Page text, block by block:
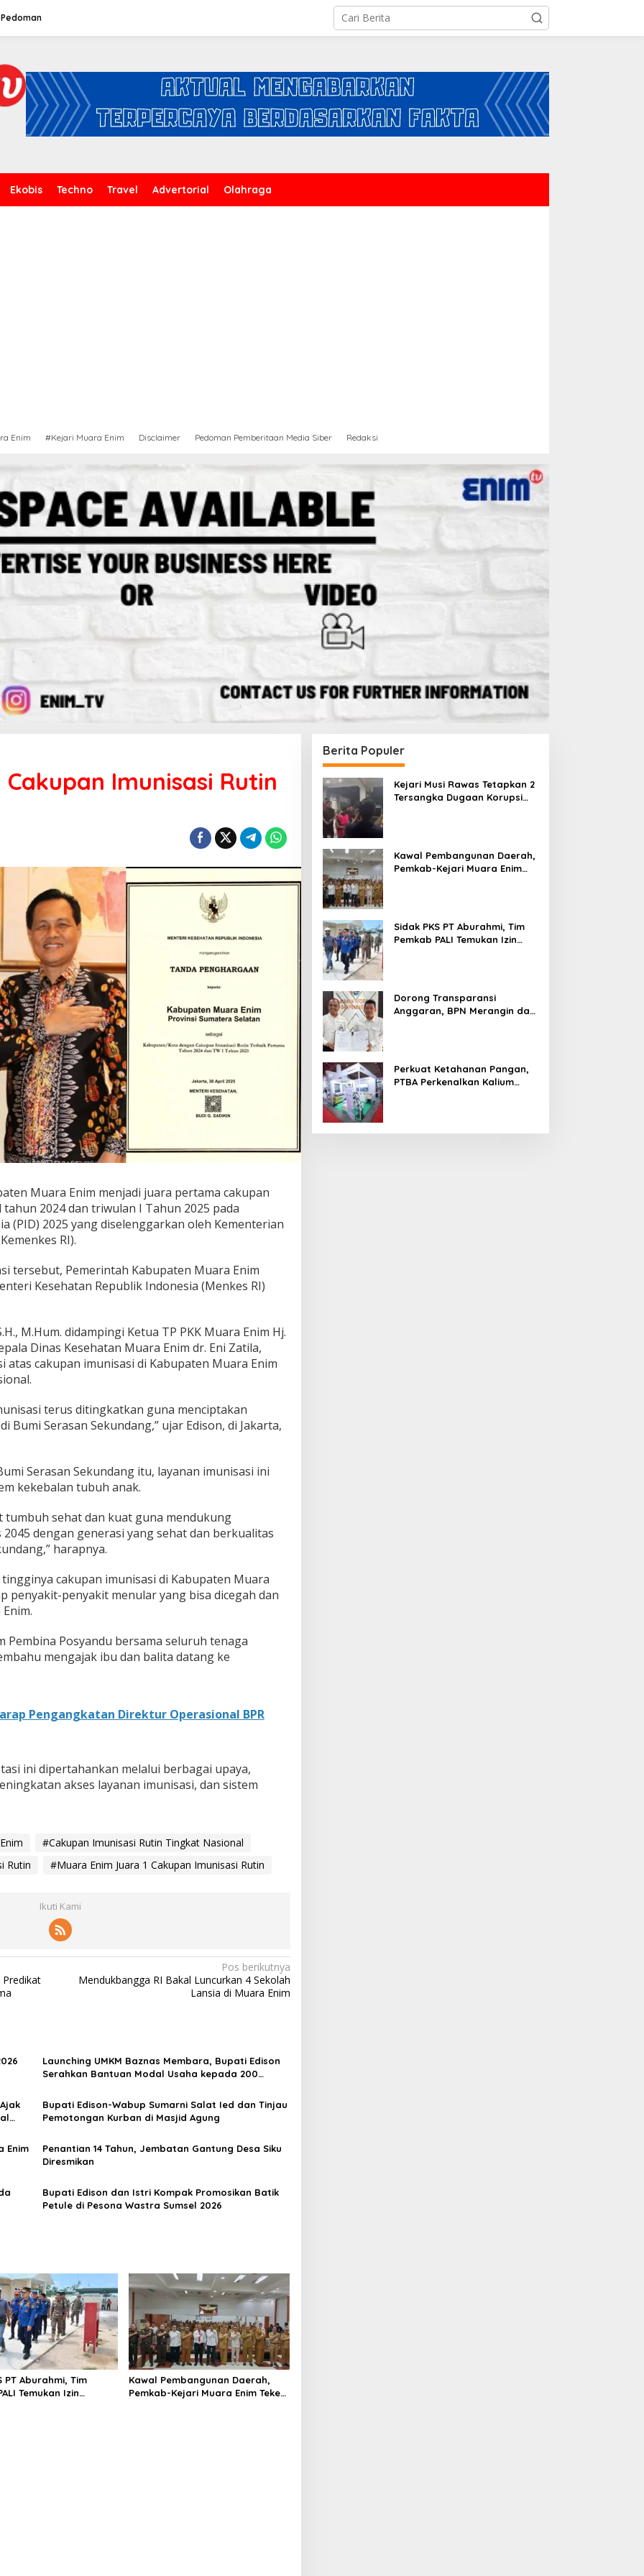
Pedoman
Ekobis Techno Travel Advertorial Olahraga
Enim #Kejari Muara Enim Disclaimer Pedoman Pemberitaan Media Siber Redaksi
Imunisasi Rutin
Muara Enim menjadi juara pertama cakupan
2024 dan triwulan I Tahun 2025 pada
(PID) 2025 yang diselenggarkan oleh Kementerian
RI).
tersebut, Pemerintah Kabupaten Muara Enim
Kesehatan Republik Indonesia (Menkes RI)
M.Hum. didampingi Ketua TP PKK Muara Enim Hj.
Dinas Kesehatan Muara Enim dr. Eni Zatila,
atas cakupan imunisasi di Kabupaten Muara Enim
terus ditingkatkan guna menciptakan
Bumi Serasan Sekundang,” ujar Edison, di Jakarta,
Serasan Sekundang itu, layanan imunisasi ini
kekebalan tubuh anak.
tumbuh sehat dan kuat guna mendukung
dengan generasi yang sehat dan berkualitas
harapnya.
cakupan imunisasi di Kabupaten Muara
penyakit-penyakit menular yang bisa dicegah dan
Pembina Posyandu bersama seluruh tenaga
mengajak ibu dan balita datang ke
Pengangkatan Direktur Operasional BPR
ini dipertahankan melalui berbagai upaya,
akses layanan imunisasi, dan sistem
#Cakupan Imunisasi Rutin Tingkat Nasional
Rutin #Muara Enim Juara 1 Cakupan Imunisasi Rutin
Ikuti Kami
Pos berikutnya
Mendukbangga RI Bakal Luncurkan 4 Sekolah
Lansia di Muara Enim
Launching UMKM Baznas Membara, Bupati Edison
Serahkan Bantuan Modal Usaha kepada 200
Bupati Edison-Wabup Sumarni Salat Ied dan Tinjau
Pemotongan Kurban di Masjid Agung
Enim
Penantian 14 Tahun, Jembatan Gantung Desa Siku
Diresmikan
Bupati Edison dan Istri Kompak Promosikan Batik
Petule di Pesona Wastra Sumsel 2026
PT Aburahmi, Tim
Temukan Izin
Kawal Pembangunan Daerah,
Pemkab-Kejari Muara Enim Teken
Berita Populer
Kejari Musi Rawas Tetapkan 2
Tersangka Dugaan Korupsi
Kawal Pembangunan Daerah,
Pemkab-Kejari Muara Enim
Sidak PKS PT Aburahmi, Tim
Pemkab PALI Temukan Izin
Dorong Transparansi
Anggaran, BPN Merangin dan
Perkuat Ketahanan Pangan,
PTBA Perkenalkan Kalium